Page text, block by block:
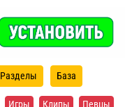
Разделы База
Игры Клипы Певцы